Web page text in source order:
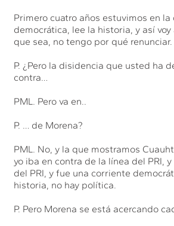
Primero cuatro años estuvimos en la
democrática, lee la historia, y así
que sea, no tengo por qué renunciar.
P. ¿Pero la disidencia que usted ha
contra…
PML. Pero va en..
P. … de Morena?
PML. No, y la que mostramos
yo iba en contra de la línea del PRI,
del PRI, y fue una corriente
historia, no hay política.
P. Pero Morena se está acercando